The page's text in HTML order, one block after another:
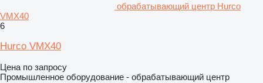
обрабатывающий центр Hurco
VMX40
6
Hurco VMX40
Цена по запросу
Промышленное оборудование - обрабатывающий центр